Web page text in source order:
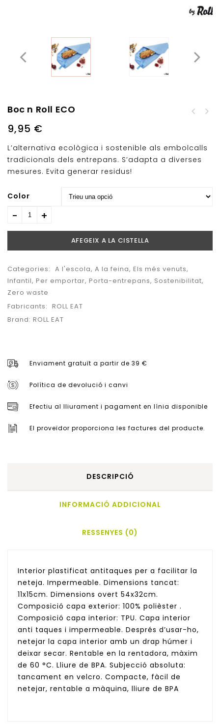
Boc n Roll ECO
9,95 €
L’alternativa ecològica i sostenible als embolcalls
tradicionals dels entrepans. S’adapta a diverses
mesures. Evita generar residus!
Color
AFEGEIX A LA CISTELLA
Categories: A l'escola, A la feina, Els més venuts,
Infantil, Per emportar, Porta-entrepans, Sostenibilitat,
Zero waste
Fabricants: ROLL EAT
Brand: ROLL EAT
Enviament gratuït a partir de 39 €
Política de devolució i canvi
Efectiu al lliurament i pagament en línia disponible
El proveïdor proporciona les factures del producte.
DESCRIPCIÓ
INFORMACIÓ ADDICIONAL
RESSENYES (0)
Interior plastificat antitaques per a facilitar la
neteja. Impermeable. Dimensions tancat:
11x15cm. Dimensions overt 54x32cm.
Composició capa exterior: 100% polièster .
Composició capa interior: TPU. Capa interior
anti taques i impermeable. Després d’usar-ho,
netejar la capa interior amb un drap húmer i
deixar secar. Rentable en la rentadora, màxim
de 60 °C. Lliure de BPA. Subjecció absoluta:
tancament en velcro. Compacte, fàcil de
netejar, rentable a màquina, lliure de BPA